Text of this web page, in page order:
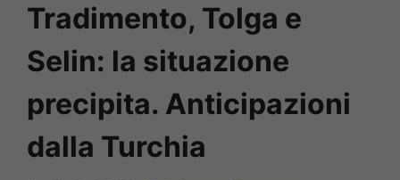
Tradimento, Tolga e
Selin: la situazione
precipita. Anticipazioni
dalla Turchia